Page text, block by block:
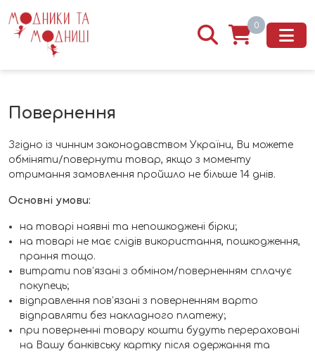
0
Повернення
Згідно із чинним законодавством України, Ви можете
обміняти/повернути товар, якщо з моменту
отримання замовлення пройшло не більше 14 днів.
Основні умови:
на товарі наявні та непошкоджені бірки;
на товарі не має слідів використання, пошкодження,
прання тощо.
витрати пов’язані з обміном/поверненням сплачує
покупець;
відправлення пов’язані з поверненням варто
відправляти без накладного платежу;
при поверненні товару кошти будуть перераховані
на Вашу банківську картку після одержання та